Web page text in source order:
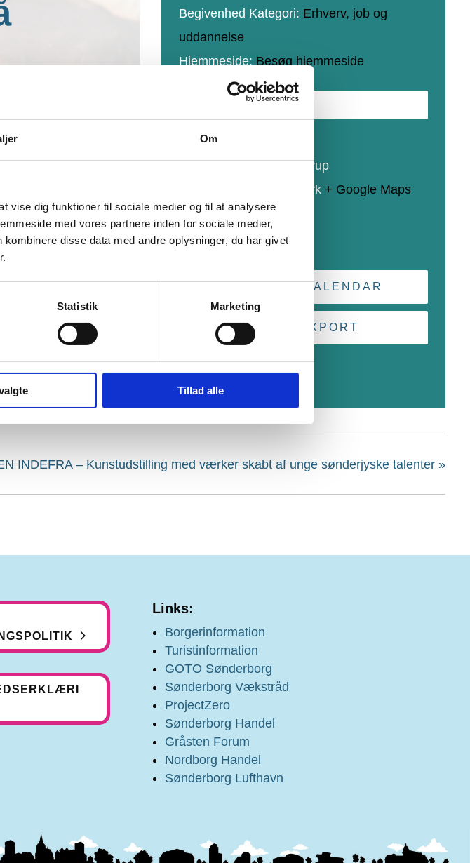
Om
vise dig funktioner til sociale medier og til at analysere
med vores partnere inden for sociale medier,
disse data med andre oplysninger, du har givet
Statistik Marketing
Tillad alle
for børn og
om et emne.
over bål i
Begivenhed Kategori: Erhverv, job og
uddannelse
Hjemmeside: Besøg hjemmeside
Svenstrup Friskole
Nordborgvej 62, Svenstrup
Danmark + Google Maps
Telefon 61287681
Se Sted hjemmeside
+ GOOGLE CALENDAR
+ ICAL EXPORT
INDEFRA – Kunstudstilling med værker skabt af unge sønderjyske talenter »
Links:
Borgerinformation
Turistinformation
GOTO Sønderborg
Sønderborg Vækstråd
ProjectZero
Sønderborg Handel
Gråsten Forum
Nordborg Handel
Sønderborg Lufthavn